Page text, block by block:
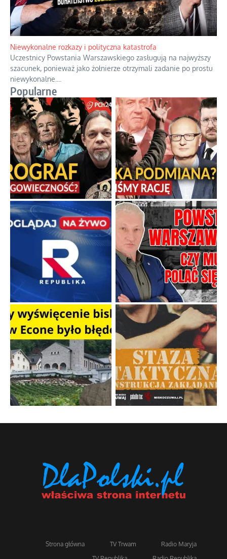
Niewykonalne rozkazy i polityczna katastrofa
Uczestnicy Powstania Warszawskiego zasługują na najwyższy
szacunek, ponieważ jako żołnierze otrzymali zadanie po prostu
niewykonalne.
Popularne
Strona główna TV Trwam
Radio Maryja